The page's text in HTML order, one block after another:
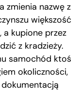
zmienia nazwę z
większość
kupione przez
z kradzieży.
samochód ktoś
okoliczności,